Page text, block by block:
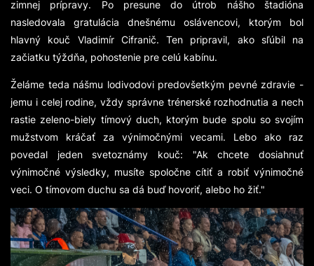
zimnej prípravy. Po presune do útrob nášho štadióna
nasledovala gratulácia dnešnému oslávencovi, ktorým bol
hlavný kouč Vladimír Cifranič. Ten pripravil, ako sľúbil na
začiatku týždňa, pohostenie pre celú kabínu.
Želáme teda nášmu lodivodovi predovšetkým pevné zdravie -
jemu i celej rodine, vždy správne trénerské rozhodnutia a nech
rastie zeleno-biely tímový duch, ktorým bude spolu so svojím
mužstvom kráčať za výnimočnými vecami. Lebo ako raz
povedal jeden svetoznámy kouč: "Ak chcete dosiahnuť
výnimočné výsledky, musíte spoločne cítiť a robiť výnimočné
veci. O tímovom duchu sa dá buď hovoriť, alebo ho žiť."